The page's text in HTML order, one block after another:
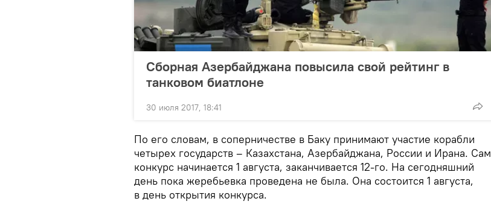
Сборная Азербайджана повысила свой рейтинг в
танковом биатлоне
30 июля 2017, 18:41
По его словам, в соперничестве в Баку принимают участие корабли
четырех государств – Казахстана, Азербайджана, России и Ирана. Сам
конкурс начинается 1 августа, заканчивается 12-го. На сегодняшний
день пока жеребьевка проведена не была. Она состоится 1 августа,
в день открытия конкурса.